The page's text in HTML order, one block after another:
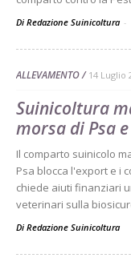
Di Redazione Suinicoltura -
ALLEVAMENTO 14 Luglio
Suinicoltura
morsa di Psa
Il comparto suinicolo
Psa blocca l'export e i
chiede aiuti finanziari
veterinari sulla
Di Redazione Suinicoltura